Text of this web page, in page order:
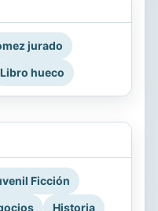
jurado
Libro hueco
Ficción
Historia